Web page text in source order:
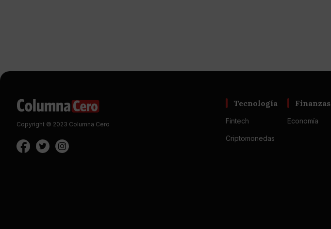
Copyright © 2023 Columna Cero
Tecnología
Fintech
Criptomonedas
Finanzas
Economía